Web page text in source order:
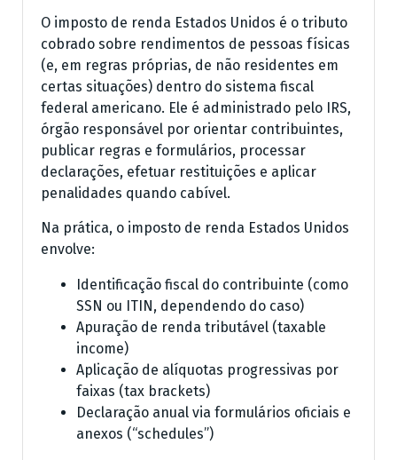
O imposto de renda Estados Unidos é o tributo
cobrado sobre rendimentos de pessoas físicas
(e, em regras próprias, de não residentes em
certas situações) dentro do sistema fiscal
federal americano. Ele é administrado pelo IRS,
órgão responsável por orientar contribuintes,
publicar regras e formulários, processar
declarações, efetuar restituições e aplicar
penalidades quando cabível.
Na prática, o imposto de renda Estados Unidos
envolve:
Identificação fiscal do contribuinte (como
SSN ou ITIN, dependendo do caso)
Apuração de renda tributável (taxable
income)
Aplicação de alíquotas progressivas por
faixas (tax brackets)
Declaração anual via formulários oficiais e
anexos (“schedules”)